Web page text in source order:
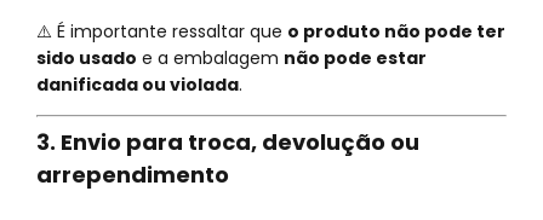
⚠️ É importante ressaltar que o produto não pode ter
sido usado e a embalagem não pode estar
danificada ou violada.
3. Envio para troca, devolução ou
arrependimento